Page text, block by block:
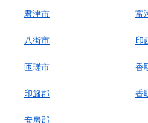
君津市 富
八街市 印
匝瑳市 香
印旛郡 香
安房郡